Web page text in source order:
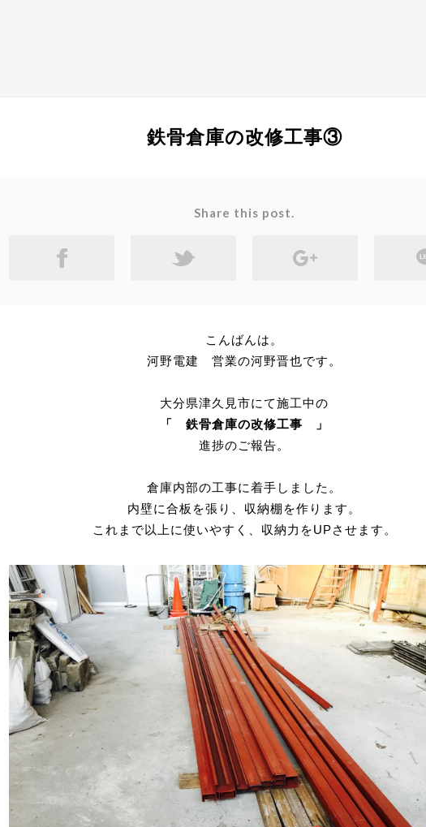
鉄骨倉庫の改修工事③
Share this post.
こんばんは。
河野電建 営業の河野晋也です。
大分県津久見市にて施工中の
「 鉄骨倉庫の改修工事 」
進捗のご報告。
倉庫内部の工事に着手しました。
内壁に合板を張り、収納棚を作ります。
これまで以上に使いやすく、収納力をUPさせます。
PRIVACY POLICY
有限会社 河野電建（以下「当社」）は、以下のとおり個人情報保護方
を定め、個人情報保護の仕組みを構築し、全従業員に個人情報保護の
要性の認識と取組みを徹底させることにより、個人情報の保護を推進
します。
個人情報の管理
当社は、お客さまの個人情報を正確かつ最新の状態に保ち、個人情報